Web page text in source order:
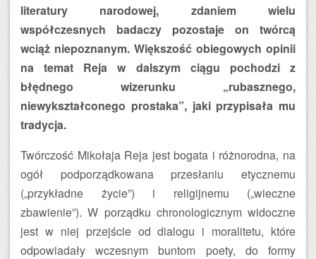
literatury narodowej, zdaniem wielu
współczesnych badaczy pozostaje on twórcą
wciąż niepoznanym. Większość obiegowych opinii
na temat Reja w dalszym ciągu pochodzi z
błędnego wizerunku „rubasznego,
niewykształconego prostaka”, jaki przypisała mu
tradycja.
Twórczość Mikołaja Reja jest bogata i różnorodna, na
ogół podporządkowana przesłaniu etycznemu
(„przykładne życie”) i religijnemu („wieczne
zbawienie”). W porządku chronologicznym widoczne
jest w niej przejście od dialogu i moralitetu, które
odpowiadały wczesnym buntom poety, do formy